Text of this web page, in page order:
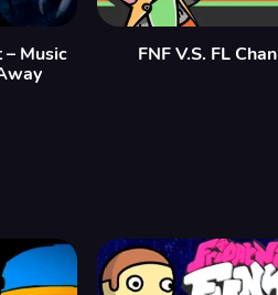
– Music
FNF V.S. FL Chan